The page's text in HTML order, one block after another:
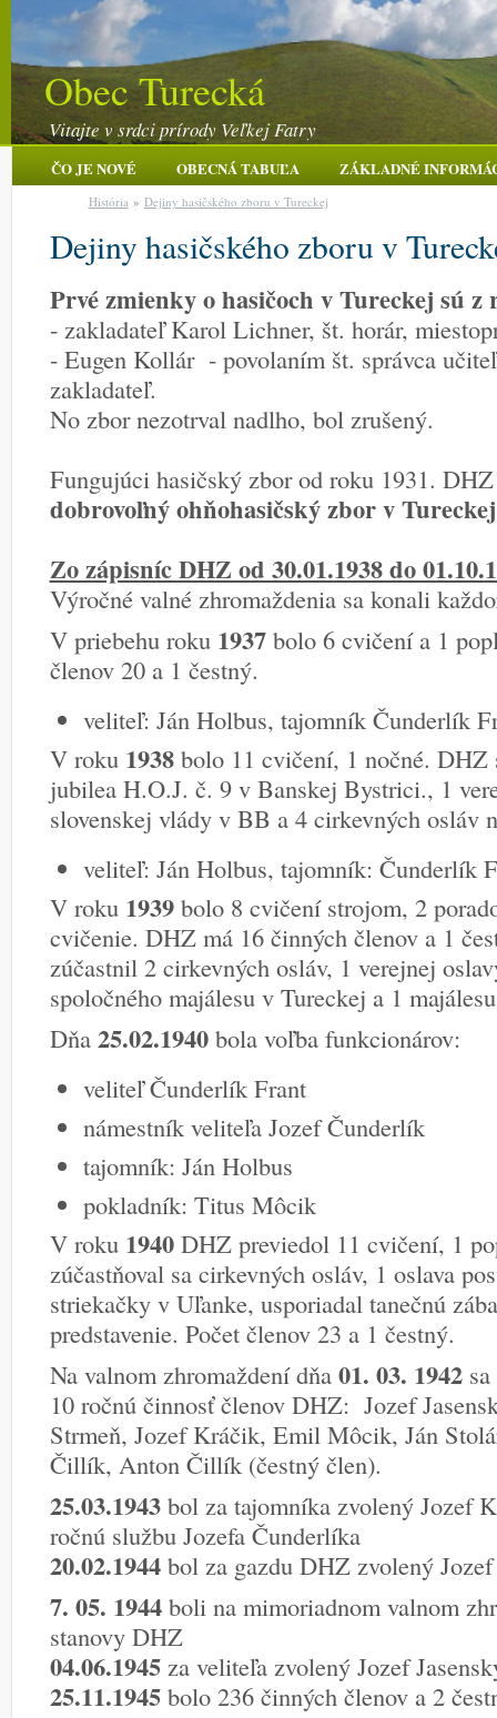
Obec Turecká
Vitajte v srdci prírody Veľkej Fatry
ČO JE NOVÉ OBECNÁ TABUĽA ZÁKLADNÉ
Dejiny hasičského zboru v
História» Dejiny hasičského zboru v Tureckej
Prvé zmienky o hasičoch v Tureckej sú z
- zakladateľ Karol Lichner, št. horár,
- Eugen Kollár - povolaním št. správca
zakladateľ.
No zbor nezotrval nadlho, bol zrušený.
Fungujúci hasičský zbor od roku 1931.
dobrovoľný ohňohasičský zbor v
Zo zápisníc DHZ od 30.01.1938 do
Výročné valné zhromaždenia sa konali
V priebehu roku 1937bolo 6 cvičení a 1
členov 20 a 1 čestný.
veliteľ: Ján Holbus, tajomník Čunderlík
V roku 1938 bolo 11 cvičení, 1 nočné. DHZ
jubilea H.O.J. č. 9 v Banskej Bystrici., 1
slovenskej vlády v BB a 4 cirkevných osláv
veliteľ: Ján Holbus, tajomník: Čunderlík
V roku 1939 bolo 8 cvičení strojom, 2
cvičenie. DHZ má 16 činných členov a 1
zúčastnil 2 cirkevných osláv, 1 verejnej
spoločného majálesu v Tureckej a 1
Dňa 25.02.1940bola voľba funkcionárov:
veliteľ Čunderlík Frant
námestník veliteľa Jozef Čunderlík
tajomník: Ján Holbus
pokladník: Titus Môcik
V roku 1940 DHZ previedol 11 cvičení, 1
zúčastňoval sa cirkevných osláv, 1 oslava
striekačky v Uľanke, usporiadal tanečnú
predstavenie. Počet členov 23 a 1 čestný.
Na valnom zhromaždení dňa 01. 03. 1942sa
10 ročnú činnosť členov DHZ: Jozef
Strmeň, Jozef Kráčik, Emil Môcik, Ján
Čillík, Anton Čillík (čestný člen).
25.03.1943bol za tajomníka zvolený Jozef
ročnú službu Jozefa Čunderlíka
20.02.1944bol za gazdu DHZ zvolený
7. 05. 1944boli na mimoriadnom valnom
stanovy DHZ
04.06.1945za veliteľa zvolený Jozef
25.11.1945bolo 236 činných členov a 2